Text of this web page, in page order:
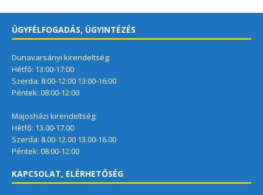
ÜGYFÉLFOGADÁS, ÜGYINTÉZÉS
Dunavarsányi kirendeltség:
Hétfő: 13:00-17:00
Szerda: 8:00-12:00 13:00-16:00
Péntek: 08:00-12:00
Majosházi kirendeltség:
Hétfő: 13.00-17.00
Szerda: 8.00-12.00 13.00-16.00
Péntek: 08:00-12:00
KAPCSOLAT, ELÉRHETŐSÉG